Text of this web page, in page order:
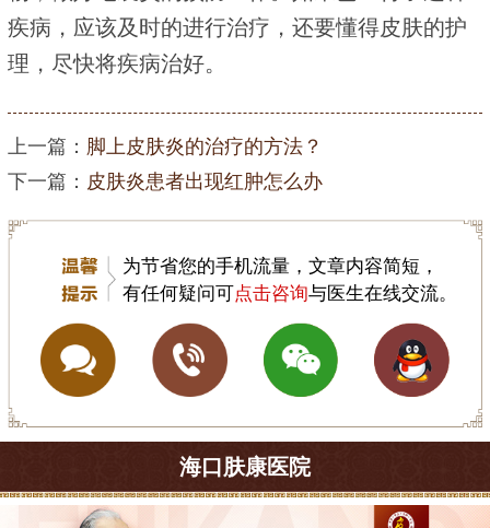
疾病，应该及时的进行治疗，还要懂得皮肤的护
理，尽快将疾病治好。
上一篇： 脚上皮肤炎的治疗的方法？
下一篇： 皮肤炎患者出现红肿怎么办
为节省您的手机流量，文章内容简短，
有任何疑问可点击咨询与医生在线交流。
海口肤康医院